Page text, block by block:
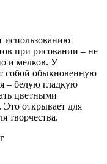
использованию
при рисовании – не
и мелков. У
собой обыкновенную
– белую гладкую
цветными
Это открывает для
творчества.